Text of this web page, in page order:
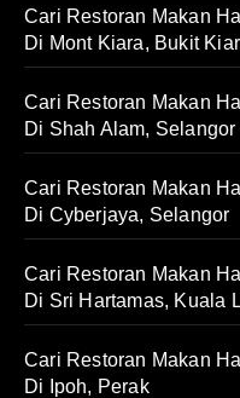
Cari Restoran Makan
Di Mont Kiara, Bukit
Cari Restoran Makan
Di Shah Alam, Selangor
Cari Restoran Makan
Di Cyberjaya, Selangor
Cari Restoran Makan
Di Sri Hartamas, Kuala
Cari Restoran Makan
Di Ipoh, Perak